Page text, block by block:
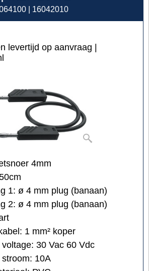
| 16042010
levertijd op aanvraag |
4mm
1: ø 4 mm plug (banaan)
2: ø 4 mm plug (banaan)
1 mm² koper
30 Vac 60 Vdc
10A